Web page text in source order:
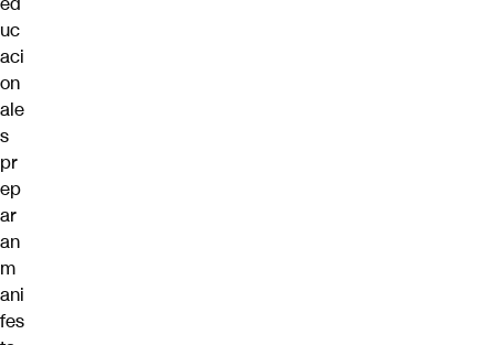
uc
aci
on
ale
s
pr
ep
ar
an
m
ani
fes